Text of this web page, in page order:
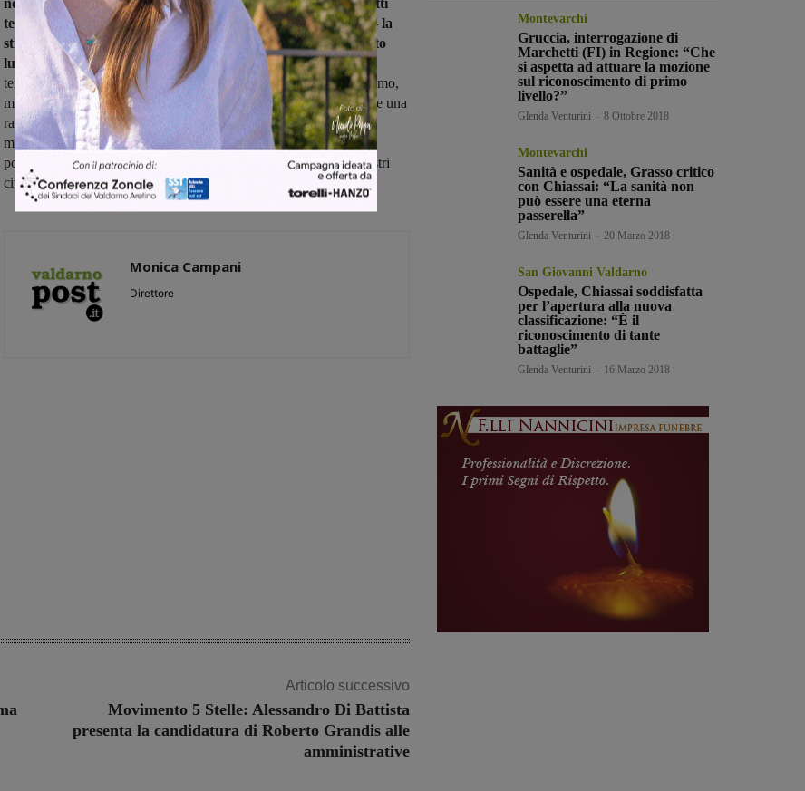
non intende accontentarsi delle parole. Sull'attuazione dei Patti
territoriali chiede fatti: “Tuttavia – prosegue Giulia Mugnai – la
strada per il potenziamento del nostro ospedale è ancora molto
lunga.Abbiamo concordato che per la piena attuazione dei Patti
territoriali del 2013 serve un nuovo cronoprogramma: lo aspetteremo,
ma alle parole stavolta dovrà seguire una progettazione esecutiva e una
rapida partenza dei lavori. Quindi non ci accontentiamo del
mantenimento dei servizi attuali, ma continuiamo a puntare al
potenziamento dell’intera struttura proprio come ci chiedono i nostri
cittadini: per questo non possiamo fermarci”.
Monica Campani
Direttore
Articolo successivo
Movimento 5 Stelle: Alessandro Di Battista
presenta la candidatura di Roberto Grandis alle
amministrative
Montevarchi
Gruccia, interrogazione di
Marchetti (FI) in Regione: “Che
si aspetta ad attuare la mozione
sul riconoscimento di primo
livello?”
Glenda Venturini 8 Ottobre 2018
Montevarchi
Sanità e ospedale, Grasso critico
con Chiassai: “La sanità non
può essere una eterna
passerella”
Glenda Venturini 20 Marzo 2018
San Giovanni Valdarno
Ospedale, Chiassai soddisfatta
per l’apertura alla nuova
classificazione: “È il
riconoscimento di tante
battaglie”
Glenda Venturini 16 Marzo 2018